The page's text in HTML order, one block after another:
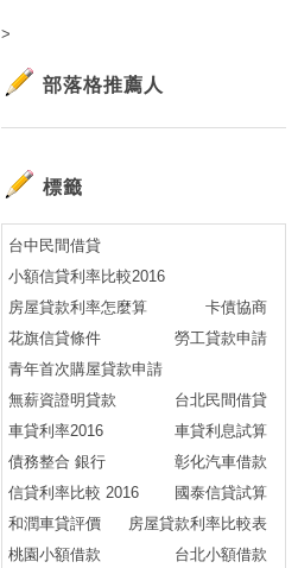
>
部落格推薦人
標籤
台中民間借貸
小額信貸利率比較2016
房屋貸款利率怎麼算
卡債協商
花旗信貸條件
勞工貸款申請
青年首次購屋貸款申請
無薪資證明貸款
台北民間借貸
車貸利率2016
車貸利息試算
債務整合 銀行
彰化汽車借款
信貸利率比較 2016
國泰信貸試算
和潤車貸評價
房屋貸款利率比較表
桃園小額借款
台北小額借款